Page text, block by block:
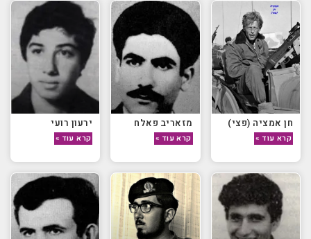
חן אמציה (פצי)
קרא עוד »
מזאריב פאלח
קרא עוד »
ירעון רועי
קרא עוד »